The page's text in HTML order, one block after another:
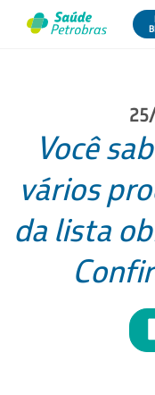
Você
vários
da lista